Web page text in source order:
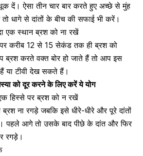
दें। ऐसा तीन चार बार करते हुए अच्छे से मुंह
धागे से दांतों के बीच की सफाई भी करें।
एक स्थान ब्रश को ना रखें
करीब 12 से 15 सेकंड तक ही ब्रश को
ब्रश करते वक्त बोर हो जाते हैं तो आप इस
या टीवी देख सकते हैं।
को दूर करने के लिए करें ये योग
हिस्से पर ब्रश को न रखें
ब्रश ना रगड़े जबकि इसे धीरे-धीरे और पूरे दांतों
पहले आगे तो उसके बाद पीछे के दांत और फिर
रगड़े।